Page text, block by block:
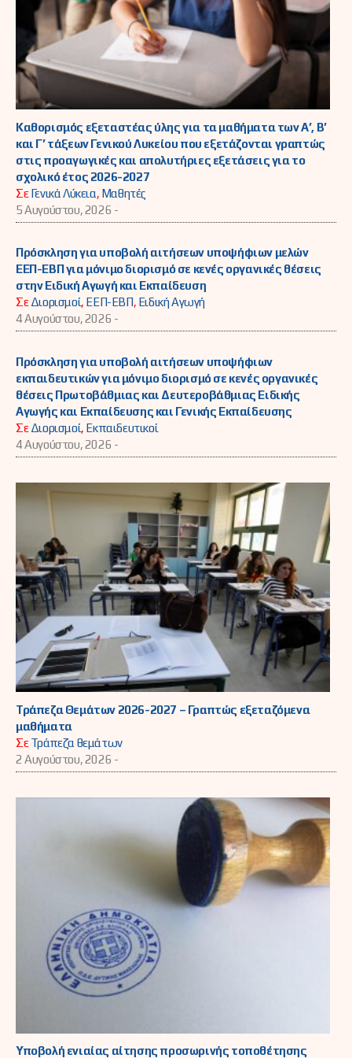
Καθορισμός εξεταστέας ύλης για τα μαθήματα των Α’, Β’
και Γ’ τάξεων Γενικού Λυκείου που εξετάζονται γραπτώς
στις προαγωγικές και απολυτήριες εξετάσεις για το
σχολικό έτος 2026-2027
ΣεΓενικά Λύκεια, Μαθητές
5 Αυγούστου, 2026 -
Πρόσκληση για υποβολή αιτήσεων υποψήφιων μελών
ΕΕΠ-ΕΒΠ για μόνιμο διορισμό σε κενές οργανικές θέσεις
στην Ειδική Αγωγή και Εκπαίδευση
ΣεΔιορισμοί, ΕΕΠ-ΕΒΠ, Ειδική Αγωγή
4 Αυγούστου, 2026 -
Πρόσκληση για υποβολή αιτήσεων υποψήφιων
εκπαιδευτικών για μόνιμο διορισμό σε κενές οργανικές
θέσεις Πρωτοβάθμιας και Δευτεροβάθμιας Ειδικής
Αγωγής και Εκπαίδευσης και Γενικής Εκπαίδευσης
ΣεΔιορισμοί, Εκπαιδευτικοί
4 Αυγούστου, 2026 -
Τράπεζα Θεμάτων 2026-2027 – Γραπτώς εξεταζόμενα
μαθήματα
ΣεΤράπεζα θεμάτων
2 Αυγούστου, 2026 -
Υποβολή ενιαίας αίτησης προσωρινής τοποθέτησης